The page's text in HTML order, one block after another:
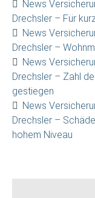
News
Drechsler – Für
News
Drechsler –
News
Drechsler – Zahl
gestiegen
News
Drechsler –
hohem Niveau